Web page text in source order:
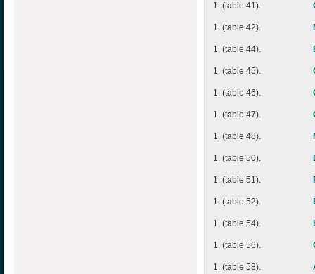
1. (table 41).
1. (table 42).
1. (table 44).
1. (table 45).
1. (table 46).
1. (table 47).
1. (table 48).
1. (table 50).
1. (table 51).
1. (table 52).
1. (table 54).
1. (table 56).
1. (table 58).